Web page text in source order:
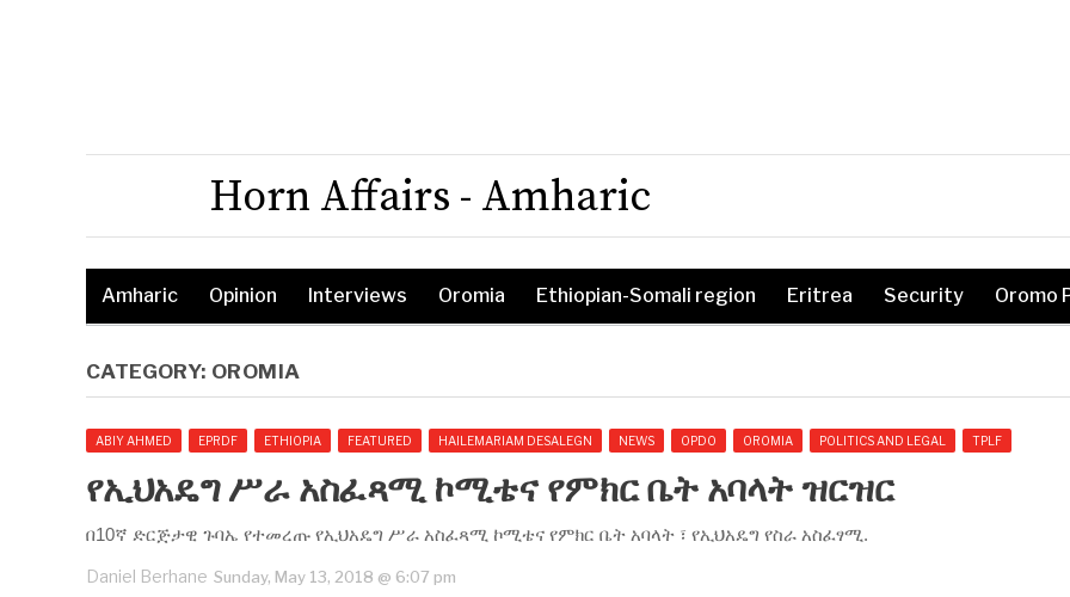
Horn Affairs - Amharic
Amharic Opinion Interviews Oromia Ethiopian-Somali region Eritrea Security Oromo
CATEGORY: OROMIA
ABIY AHMED EPRDF ETHIOPIA FEATURED HAILEMARIAM DESALEGN NEWS OPDO OROMIA POLITICS AND LEGAL TPLF
የኢህአዴግ ሥራ አስፈጻሚ ኮሚቴና የምክር ቤት አባላት ዝርዝር
በ10ኛ ድርጅታዊ ጉባኤ የተመረጡ የኢህአዴግ ሥራ አስፈጻሚ ኮሚቴና የምክር ቤት አባላት ፣ የኢህአዴግ የስራ አስፈፃሚ.
Daniel Berhane Sunday, May 13, 2018 @ 6:07 pm